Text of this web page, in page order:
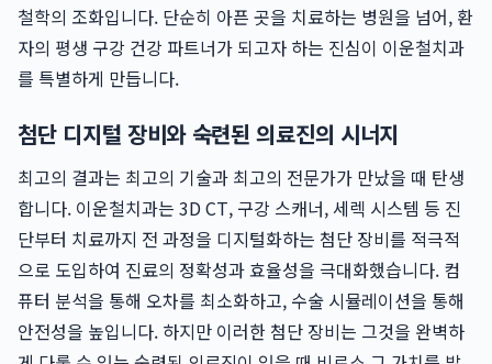
철학의 조화입니다. 단순히 아픈 곳을 치료하는 병원을 넘어, 환
자의 평생 구강 건강 파트너가 되고자 하는 진심이 이운철치과
를 특별하게 만듭니다.
첨단 디지털 장비와 숙련된 의료진의 시너지
최고의 결과는 최고의 기술과 최고의 전문가가 만났을 때 탄생
합니다. 이운철치과는 3D CT, 구강 스캐너, 세렉 시스템 등 진
단부터 치료까지 전 과정을 디지털화하는 첨단 장비를 적극적
으로 도입하여 진료의 정확성과 효율성을 극대화했습니다. 컴
퓨터 분석을 통해 오차를 최소화하고, 수술 시뮬레이션을 통해
안전성을 높입니다. 하지만 이러한 첨단 장비는 그것을 완벽하